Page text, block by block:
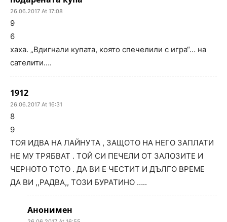
26.06.2017 At 17:08
9
6
хаха. „Вдигнали купата, която спечелили с игра“… на
сателити….
1912
26.06.2017 At 16:31
8
9
ТОЯ ИДВА НА ЛАЙНУТА , ЗАЩОТО НА НЕГО ЗАПЛАТИ
НЕ МУ ТРЯБВАТ . ТОЙ СИ ПЕЧЕЛИ ОТ ЗАЛОЗИТЕ И
ЧЕРНОТО ТОТО . ДА ВИ Е ЧЕСТИТ И ДЪЛГО ВРЕМЕ
ДА ВИ ,,РАДВА,, ТОЗИ БУРАТИНО …..
Анонимен